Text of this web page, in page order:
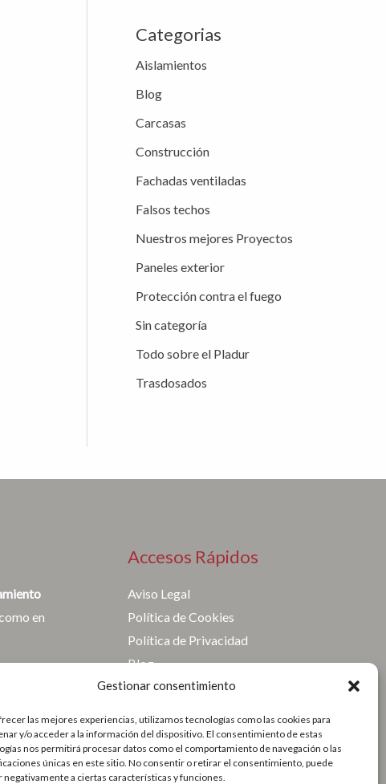
Gestionar consentimiento
las mejores experiencias, utilizamos tecnologías como las cookies para
y/o acceder a la información del dispositivo. El consentimiento de estas
nos permitirá procesar datos como el comportamiento de navegación o las
únicas en este sitio. No consentir o retirar el consentimiento, puede
negativamente a ciertas características y funciones.
Categorias
Aislamientos
Blog
Carcasas
Construcción
Fachadas ventiladas
Falsos techos
Nuestros mejores Proyectos
Paneles exterior
Protección contra el fuego
Sin categoría
Todo sobre el Pladur
Trasdosados
en
Accesos Rápidos
Aviso Legal
Política de Cookies
Política de Privacidad
Blog
Contacto